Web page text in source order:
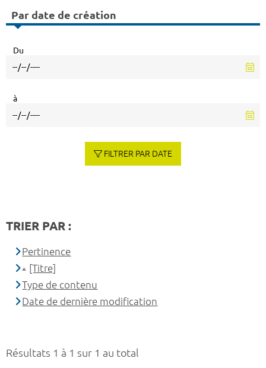
Résultats 1 à 1 sur 1 au total
Par date de création
Du
à
FILTRER PAR DATE
TRIER PAR :
Pertinence
[Titre]
Type de contenu
Date de dernière modification